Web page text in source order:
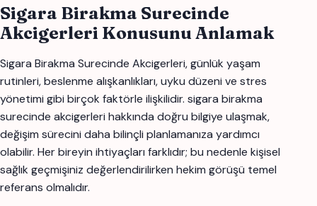
Sigara Birakma Surecinde
Akcigerleri Konusunu Anlamak
Sigara Birakma Surecinde Akcigerleri, günlük yaşam
rutinleri, beslenme alışkanlıkları, uyku düzeni ve stres
yönetimi gibi birçok faktörle ilişkilidir. sigara birakma
surecinde akcigerleri hakkında doğru bilgiye ulaşmak,
değişim sürecini daha bilinçli planlamanıza yardımcı
olabilir. Her bireyin ihtiyaçları farklıdır; bu nedenle kişisel
sağlık geçmişiniz değerlendirilirken hekim görüşü temel
referans olmalıdır.